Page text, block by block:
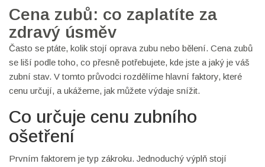
Cena zubů: co zaplatíte za
zdravý úsměv
Často se ptáte, kolik stojí oprava zubu nebo bělení. Cena zubů
se liší podle toho, co přesně potřebujete, kde jste a jaký je váš
zubní stav. V tomto průvodci rozdělíme hlavní faktory, které
cenu určují, a ukážeme, jak můžete výdaje snížit.
Co určuje cenu zubního
ošetření
Prvním faktorem je typ zákroku. Jednoduchý výplň stojí